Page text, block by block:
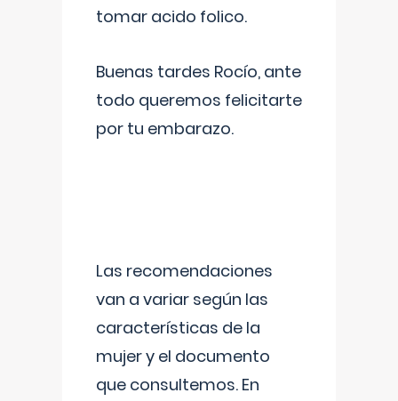
tomar acido folico.
Buenas tardes Rocío, ante
todo queremos felicitarte
por tu embarazo.
Las recomendaciones
van a variar según las
características de la
mujer y el documento
que consultemos. En